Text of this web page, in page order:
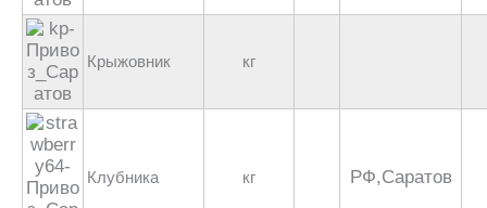
Крыжовник кг
Клубника кг РФ,Саратов